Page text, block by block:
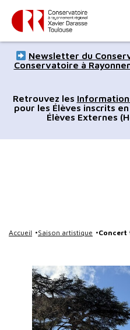
Panneau de gestion des
Aller
au
principal
à
navigation
Newsletter du
Conservatoire à
Retrouvez les
pour les Élèves inscrits
Élèves Externes
Accueil Saison artistique Concert